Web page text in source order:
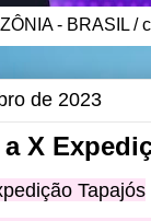
- BRASIL /
de 2023
X
Tapajós